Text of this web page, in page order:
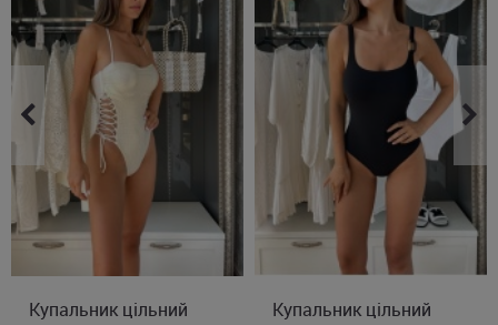
S M
Купальник цільний M L XL 2XL
Купальник цільний